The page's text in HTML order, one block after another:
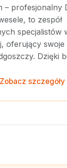
– profesjonalny
to zespół
specjalistów
oferujący swoje
Dzięki
Zobacz szczegóły